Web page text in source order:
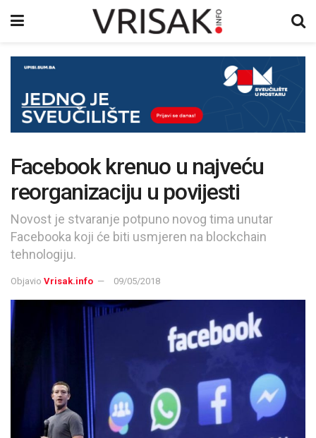
Facebook krenuo u najveću
reorganizaciju u povijesti
Novost je stvaranje potpuno novog tima unutar
Facebooka koji će biti usmjeren na blockchain
tehnologiju.
Objavio Vrisak.info 09/05/2018